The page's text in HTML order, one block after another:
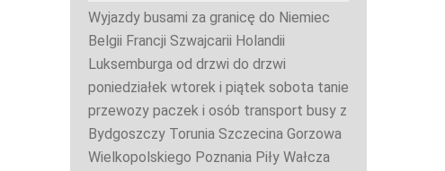
Wyjazdy busami za granicę do Niemiec
Belgii Francji Szwajcarii Holandii
Luksemburga od drzwi do drzwi
poniedziałek wtorek i piątek sobota tanie
przewozy paczek i osób transport busy z
Bydgoszczy Torunia Szczecina Gorzowa
Wielkopolskiego Poznania Piły Wałcza